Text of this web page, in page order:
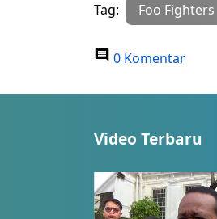
Tag: Foo Fighters
0 Komentar
Video Terbaru